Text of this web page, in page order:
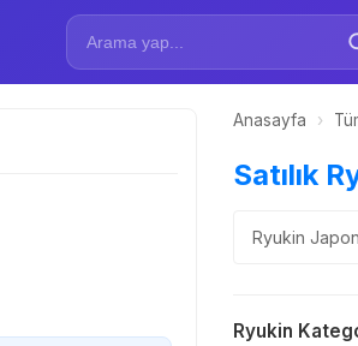
Anasayfa ›
Satılık
Ryukin
Ryukin